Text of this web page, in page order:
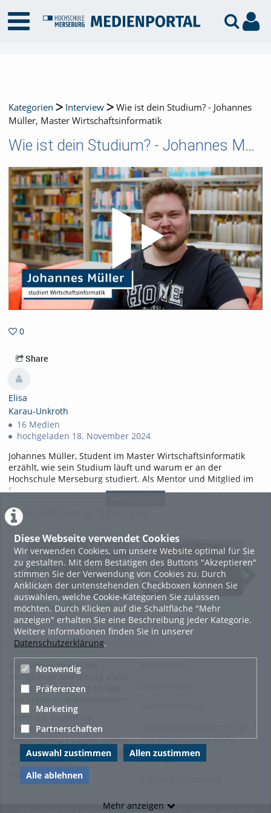
Diese Webseite verwendet Cookies
Wir verwenden Cookies, um unsere Website optimal für Sie
zu gestalten. Mit dem Bestätigen des Buttons "Akzeptieren"
stimmen Sie der Verwendung von Cookies zu. Durch
Anklicken der untenstehenden Checkboxen können Sie
auswählen, welche Cookie-Kategorien Sie zulassen
möchten. Durch Klicken auf die Schaltfläche "Mehr
anzeigen" erhalten Sie eine Beschreibung jeder Kategorie.
Weitere Informationen finden Sie in unserer
Datenschutzerklärung.
Notwendig
Präferenzen
Marketing
Partnerschaften
Auswahl zustimmen
Allen zustimmen
Alle ablehnen
Mehr anzeigen
Kategorien Interview
Wie ist dein Studium? - Johannes
Müller, Master Wirtschaftsinformatik
Wie ist dein Studium? - Johannes Müller, Master Wirtschaftsinformatik
0
Share
Elisa
Karau-Unkroth
16 Medien
hochgeladen 18. November 2024
Johannes Müller, Student im Master Wirtschaftsinformatik
erzählt, wie sein Studium läuft und warum er an der
Hochschule Merseburg studiert. Als Mentor und Mitglied im
Fachbereichsrat und im Fachschaftsrat hilft er Studierenden,
welche Fehler er selbst schon einmal im Studium gemacht
hat.
Tags:
mentor; mentorenporgramm; fachschaftsrat; fachbereichsrat;
Kategorien: Allgemein,
Wirtschaftswissenschaften
und
Informationswissenschaften,
Studieren, Interview
Mehr Medien in "Interview"
30 Jahre KMP - Kinder-
und
Jugendmedienschutz -
Ein Interview mit Jörg
30 Jahre KMP - Alter
Gasometer -
Kulturpädagogik im
Das Medienportal der
Hochschule Merseburg dient
zur Verwaltung und Ablage
Wenn Sie Fragen zur
Verwendung des
Medienportals haben, stellen
Sie bitte eine Supportanfrage
anmedien@hs-
merseburg.de.
das Medienportal (PDF)
Sitemap